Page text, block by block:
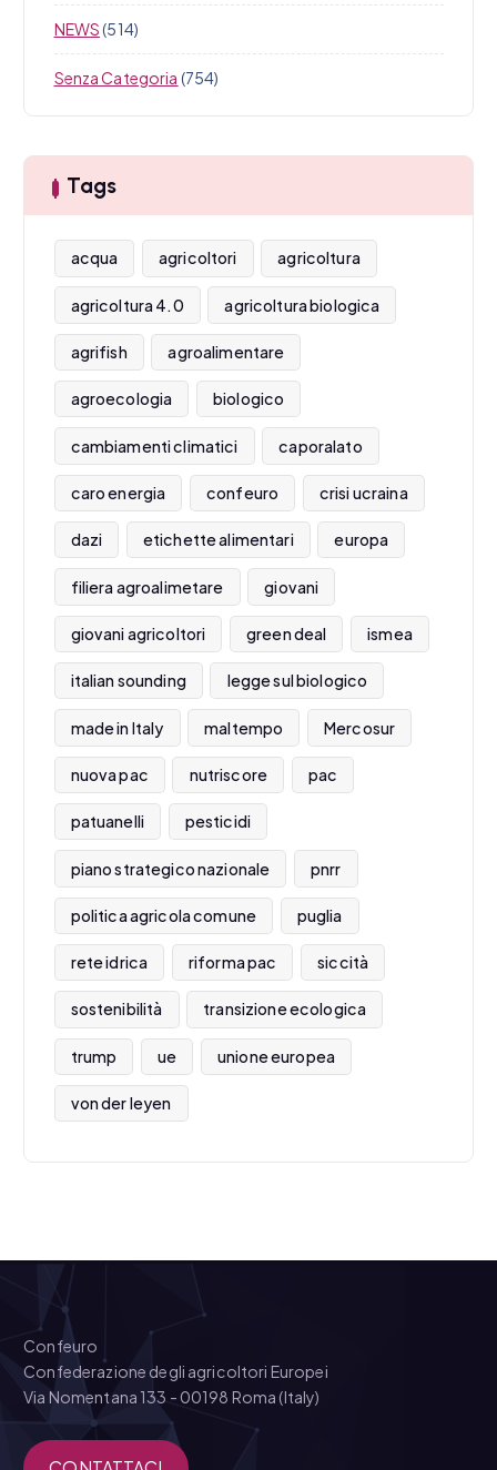
NEWS(514)
Senza Categoria (754)
Tags
acqua agricoltori agricoltura
agricoltura 4.0 agricoltura biologica
agrifish agroalimentare
agroecologia biologico
cambiamenti climatici caporalato
caro energia confeuro crisi ucraina
dazi etichette alimentari europa
filiera agroalimetare giovani
giovani agricoltori green deal ismea
italian sounding legge sul biologico
made in Italy maltempo Mercosur
nuova pac nutriscore pac
patuanelli pesticidi
piano strategico nazionale pnrr
politica agricola comune puglia
rete idrica riforma pac siccità
sostenibilità transizione ecologica
trump ue unione europea
von der leyen
Confeuro
Confederazione degli agricoltori Europei
Via Nomentana 133 - 00198 Roma (Italy)